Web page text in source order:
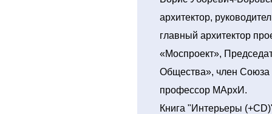
архитектор,
главный архитектор
«Моспроект»,
Общества», член Союза
профессор МАрхИ.
Книга "Интерьеры